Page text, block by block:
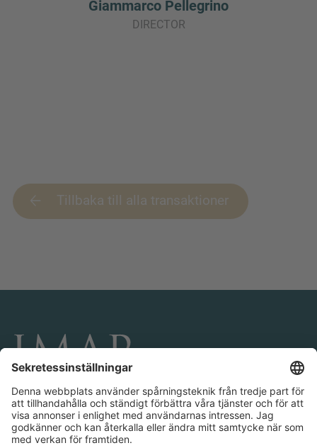
Giammarco Pellegrino
DIRECTOR
Tillbaka till alla transaktioner
KONTAKTA OCH FÖLJ OSS